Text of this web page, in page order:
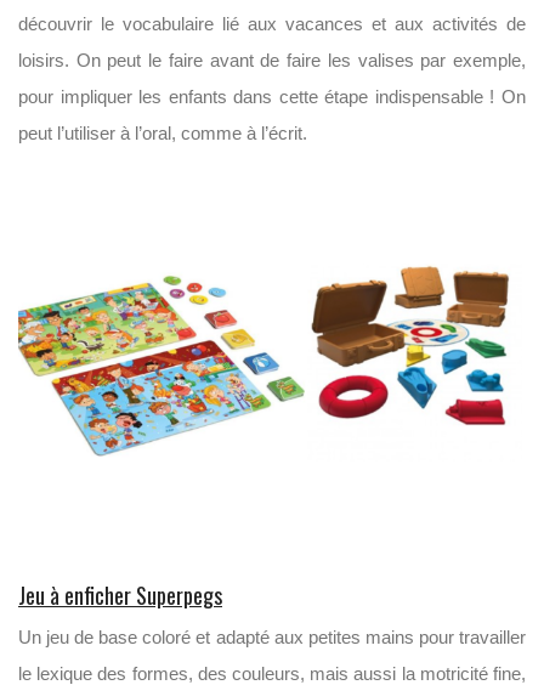
découvrir le vocabulaire lié aux vacances et aux activités de
loisirs. On peut le faire avant de faire les valises par exemple,
pour impliquer les enfants dans cette étape indispensable ! On
peut l’utiliser à l’oral, comme à l’écrit.
Jeu à enficher Superpegs
Un jeu de base coloré et adapté aux petites mains pour travailler
le lexique des formes, des couleurs, mais aussi la motricité fine,